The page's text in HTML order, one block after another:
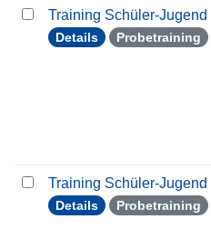
Training Schüler-Jugend
Details Probetraining
Training Schüler-Jugend
Details Probetraining